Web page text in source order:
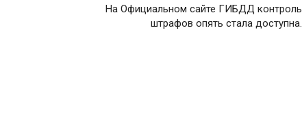
На Официальном сайте ГИБДД контроль
штрафов опять стала доступна.